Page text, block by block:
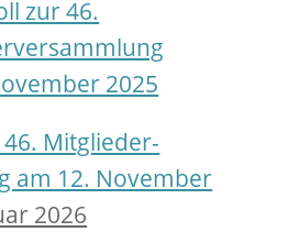
Mitglieder­
am 12. November
2026